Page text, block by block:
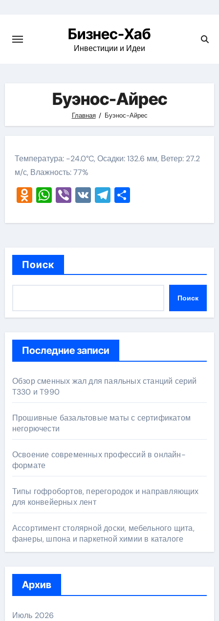
content
Бизнес-Хаб
Инвестиции и Идеи
Буэнос-Айрес
Главная Буэнос-Айрес
Температура: -24.0°C, Осадки: 132.6 мм, Ветер: 27.2
м/с, Влажность: 77%
Odnoklassniki
WhatsApp
Viber
VKTelegram
Отправить
Поиск
Поиск
Последние записи
Обзор сменных жал для паяльных станций серий
T330 и T990
Прошивные базальтовые маты с сертификатом
негорючести
Освоение современных профессий в онлайн-
формате
Типы гофробортов, перегородок и направляющих
для конвейерных лент
Ассортимент столярной доски, мебельного щита,
фанеры, шпона и паркетной химии в каталоге
Архив
Июль 2026